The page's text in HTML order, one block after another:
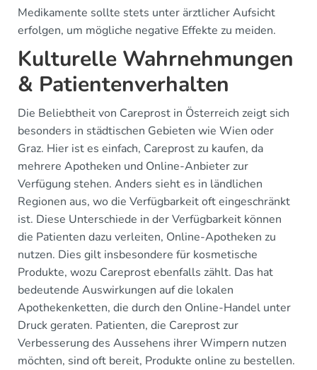
Medikamente sollte stets unter ärztlicher Aufsicht
erfolgen, um mögliche negative Effekte zu meiden.
Kulturelle Wahrnehmungen
& Patientenverhalten
Die Beliebtheit von Careprost in Österreich zeigt sich
besonders in städtischen Gebieten wie Wien oder
Graz. Hier ist es einfach, Careprost zu kaufen, da
mehrere Apotheken und Online-Anbieter zur
Verfügung stehen. Anders sieht es in ländlichen
Regionen aus, wo die Verfügbarkeit oft eingeschränkt
ist. Diese Unterschiede in der Verfügbarkeit können
die Patienten dazu verleiten, Online-Apotheken zu
nutzen. Dies gilt insbesondere für kosmetische
Produkte, wozu Careprost ebenfalls zählt. Das hat
bedeutende Auswirkungen auf die lokalen
Apothekenketten, die durch den Online-Handel unter
Druck geraten. Patienten, die Careprost zur
Verbesserung des Aussehens ihrer Wimpern nutzen
möchten, sind oft bereit, Produkte online zu bestellen.